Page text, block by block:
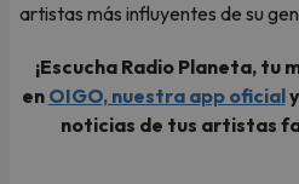
artistas más influyentes de su
¡Escucha Radio Planeta, tu
en OIGO, nuestra app oficial
noticias de tus artistas